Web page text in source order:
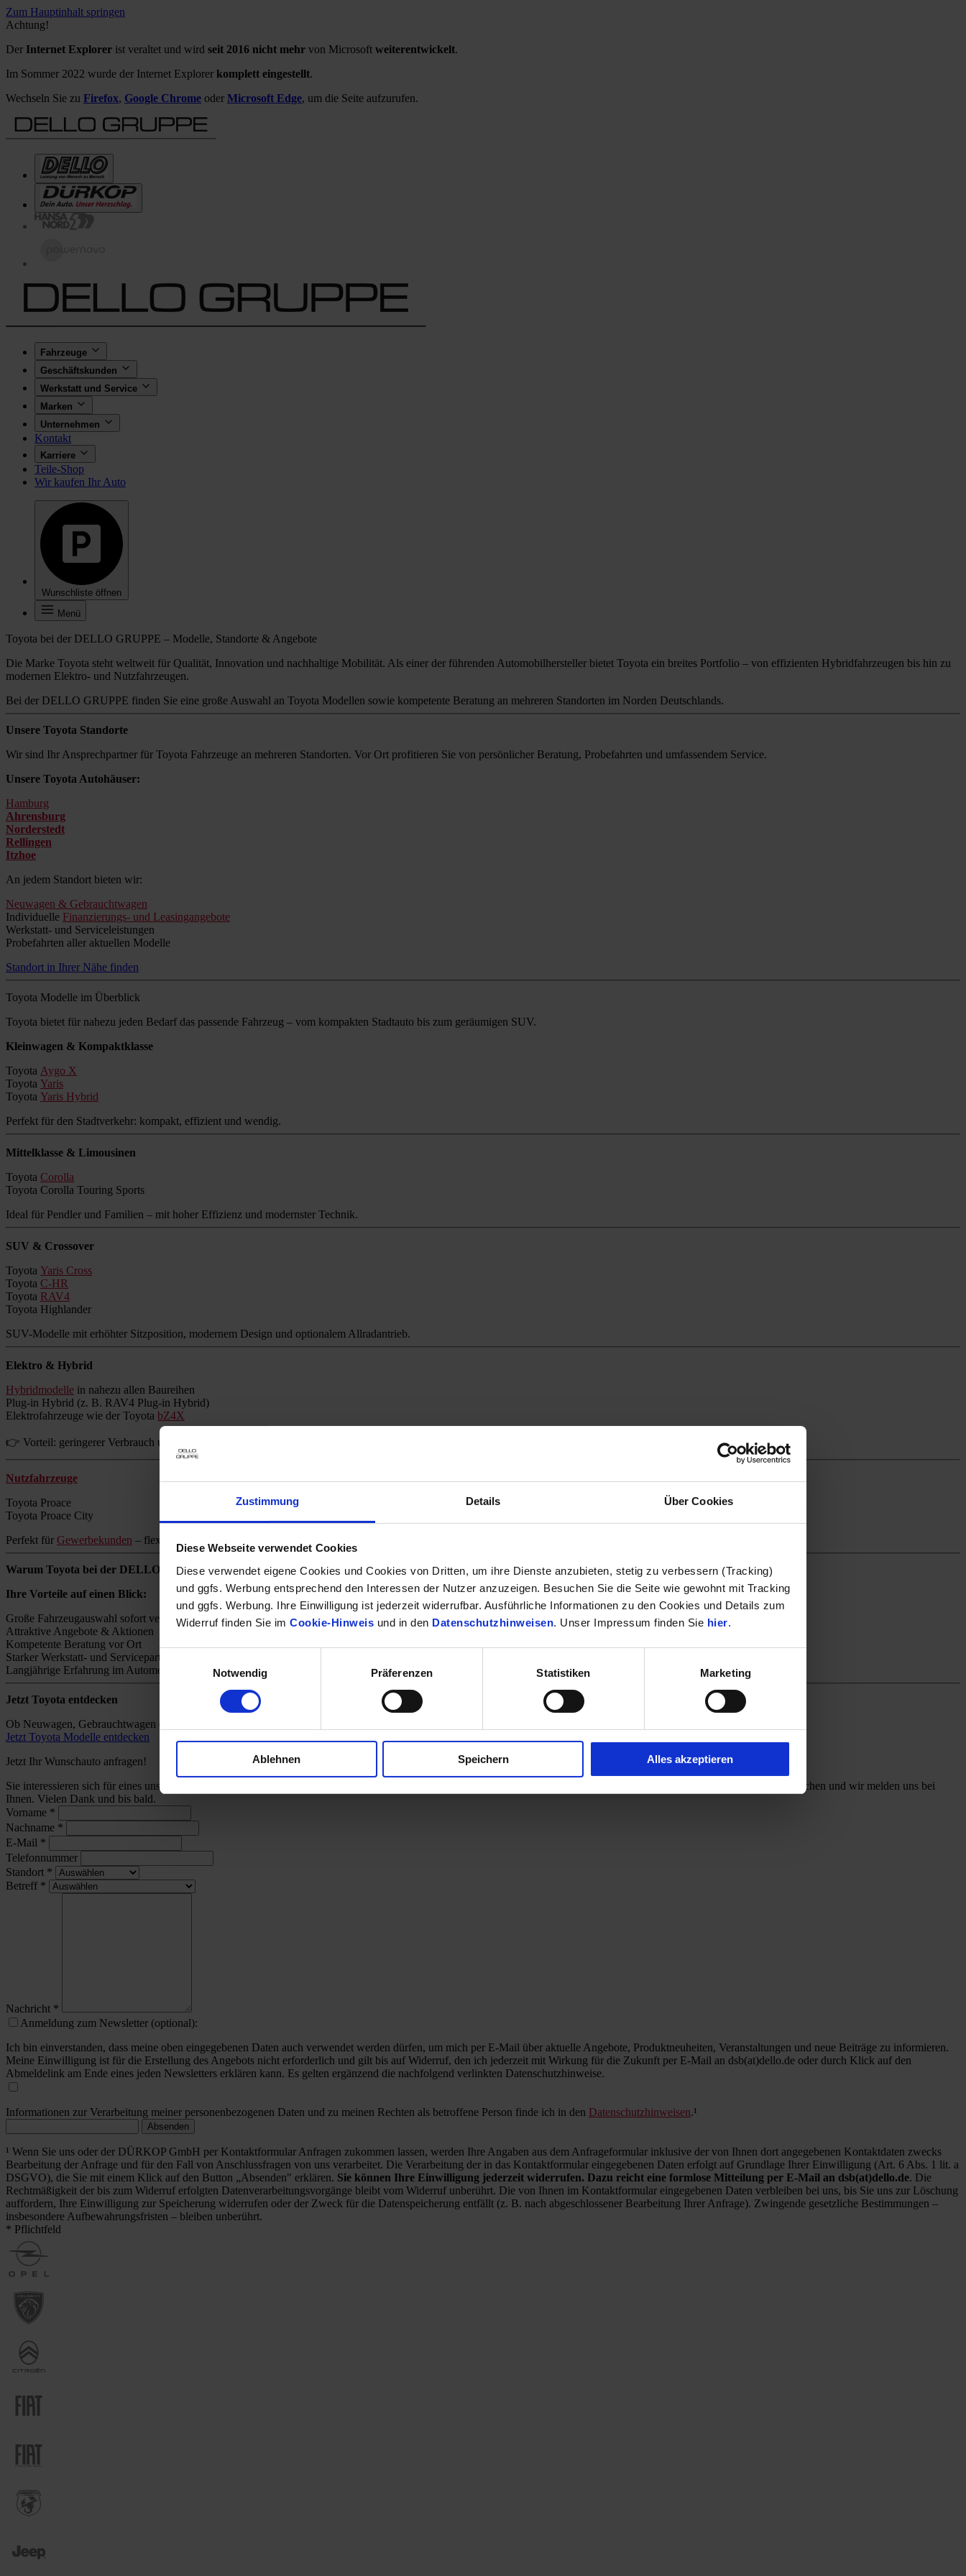
Zustimmung Details Über Cookies
Diese Webseite verwendet Cookies
Diese verwendet eigene Cookies und Cookies von Dritten, um ihre Dienste anzubieten, stetig zu verbessern (Tracking)
und ggfs. Werbung entsprechend den Interessen der Nutzer anzuzeigen. Besuchen Sie die Seite wie gewohnt mit Tracking
und ggfs. Werbung. Ihre Einwilligung ist jederzeit widerrufbar. Ausführliche Informationen zu den Cookies und Details zum
Widerruf finden Sie im Cookie-Hinweis und in den Datenschutzhinweisen. Unser Impressum finden Sie hier.
Einwilligungsauswahl
Notwendig
Präferenzen Statistiken Marketing
Ablehnen Speichern Alles akzeptieren
Zum Hauptinhalt springen
Achtung!
Der Internet Explorer ist veraltet und wird seit 2016 nicht mehr von Microsoft weiterentwickelt.
Im Sommer 2022 wurde der Internet Explorer komplett eingestellt.
Wechseln Sie zu Firefox, Google Chrome oder Microsoft Edge, um die Seite aufzurufen.
Fahrzeuge
Geschäftskunden
Werkstatt und Service
Marken
Unternehmen
Kontakt
Karriere
Teile-Shop
Wir kaufen Ihr Auto
Wunschliste öffnen
Menü
Toyota bei der DELLO GRUPPE – Modelle, Standorte & Angebote
Die Marke Toyota steht weltweit für Qualität, Innovation und nachhaltige Mobilität. Als einer der führenden Automobilhersteller bietet Toyota ein breites Portfolio – von effizienten Hybridfahrzeugen bis hin zu
modernen Elektro- und Nutzfahrzeugen.
Bei der DELLO GRUPPE finden Sie eine große Auswahl an Toyota Modellen sowie kompetente Beratung an mehreren Standorten im Norden Deutschlands.
Unsere Toyota Standorte
Wir sind Ihr Ansprechpartner für Toyota Fahrzeuge an mehreren Standorten. Vor Ort profitieren Sie von persönlicher Beratung, Probefahrten und umfassendem Service.
Unsere Toyota Autohäuser:
Hamburg
Ahrensburg
Norderstedt
Rellingen
Itzhoe
An jedem Standort bieten wir:
Neuwagen & Gebrauchtwagen
Individuelle Finanzierungs- und Leasingangebote
Werkstatt- und Serviceleistungen
Probefahrten aller aktuellen Modelle
Standort in Ihrer Nähe finden
Toyota Modelle im Überblick
Toyota bietet für nahezu jeden Bedarf das passende Fahrzeug – vom kompakten Stadtauto bis zum geräumigen SUV.
Kleinwagen & Kompaktklasse
Toyota Aygo X
Toyota Yaris
Toyota Yaris Hybrid
Perfekt für den Stadtverkehr: kompakt, effizient und wendig.
Mittelklasse & Limousinen
Toyota Corolla
Toyota Corolla Touring Sports
Ideal für Pendler und Familien – mit hoher Effizienz und modernster Technik.
SUV & Crossover
Toyota Yaris Cross
Toyota C-HR
Toyota RAV4
Toyota Highlander
SUV-Modelle mit erhöhter Sitzposition, modernem Design und optionalem Allradantrieb.
Elektro & Hybrid
Hybridmodelle in nahezu allen Baureihen
Plug-in Hybrid (z. B. RAV4 Plug-in Hybrid)
Elektrofahrzeuge wie der Toyota bZ4X
👉 Vorteil: geringerer Verbrauch und reduzierte Emissionen ohne Reichweitenangst.
Nutzfahrzeuge
Toyota Proace
Toyota Proace City
Perfekt für Gewerbekunden – flexibel, zuverlässig und wirtschaftlich.
Warum Toyota bei der DELLO GRUPPE kaufen?
Ihre Vorteile auf einen Blick:
Große Fahrzeugauswahl sofort verfügbar
Attraktive Angebote & Aktionen
Kompetente Beratung vor Ort
Starker Werkstatt- und Servicepartner
Langjährige Erfahrung im Automobilhandel
Jetzt Toyota entdecken
Ob Neuwagen, Gebrauchtwagen oder individuelles Angebot – bei uns finden Sie Ihr passendes Toyota Fahrzeug.
Jetzt Toyota Modelle entdecken
Jetzt Ihr Wunschauto anfragen!
Sie interessieren sich für eines unserer Toyota-Modelle und wünschen eine Kontaktaufnahme? Sehr gerne! Teilen Sie uns einfach im Betreff mit, welchen Kontaktweg Sie wünschen und wir melden uns bei
Ihnen. Vielen Dank und bis bald.
Vorname *
Nachname *
E-Mail *
Telefonnummer
Standort *
Betreff *
Nachricht *
Anmeldung zum Newsletter (optional):
Ich bin einverstanden, dass meine oben eingegebenen Daten auch verwendet werden dürfen, um mich per E-Mail über aktuelle Angebote, Produktneuheiten, Veranstaltungen und neue Beiträge zu informieren.
Meine Einwilligung ist für die Erstellung des Angebots nicht erforderlich und gilt bis auf Widerruf, den ich jederzeit mit Wirkung für die Zukunft per E-Mail an dsb(at)dello.de oder durch Klick auf den
Abmeldelink am Ende eines jeden Newsletters erklären kann. Es gelten ergänzend die nachfolgend verlinkten Datenschutzhinweise.
Informationen zur Verarbeitung meiner personenbezogenen Daten und zu meinen Rechten als betroffene Person finde ich in den Datenschutzhinweisen.¹
Absenden
¹ Wenn Sie uns oder der DÜRKOP GmbH per Kontaktformular Anfragen zukommen lassen, werden Ihre Angaben aus dem Anfrageformular inklusive der von Ihnen dort angegebenen Kontaktdaten zwecks
Bearbeitung der Anfrage und für den Fall von Anschlussfragen von uns verarbeitet. Die Verarbeitung der in das Kontaktformular eingegebenen Daten erfolgt auf Grundlage Ihrer Einwilligung (Art. 6 Abs. 1 lit. a
DSGVO), die Sie mit einem Klick auf den Button „Absenden" erklären. Sie können Ihre Einwilligung jederzeit widerrufen. Dazu reicht eine formlose Mitteilung per E-Mail an dsb(at)dello.de. Die
Rechtmäßigkeit der bis zum Widerruf erfolgten Datenverarbeitungsvorgänge bleibt vom Widerruf unberührt. Die von Ihnen im Kontaktformular eingegebenen Daten verbleiben bei uns, bis Sie uns zur Löschung
auffordern, Ihre Einwilligung zur Speicherung widerrufen oder der Zweck für die Datenspeicherung entfällt (z. B. nach abgeschlossener Bearbeitung Ihrer Anfrage). Zwingende gesetzliche Bestimmungen –
insbesondere Aufbewahrungsfristen – bleiben unberührt.
* Pflichtfeld